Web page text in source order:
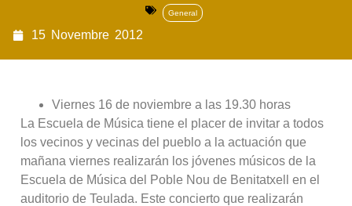
General
15 Novembre 2012
Viernes 16 de noviembre a las 19.30 horas
La Escuela de Música tiene el placer de invitar a todos
los vecinos y vecinas del pueblo a la actuación que
mañana viernes realizarán los jóvenes músicos de la
Escuela de Música del Poble Nou de Benitatxell en el
auditorio de Teulada. Este concierto que realizarán